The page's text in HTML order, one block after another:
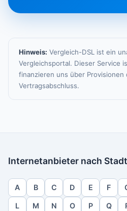
Hinweis: Vergleich-DSL ist ein
Vergleichsportal. Dieser Service
finanzieren uns über Provisionen
Vertragsabschluss.
Internetanbieter nach
A B C D E F
L M N O P Q